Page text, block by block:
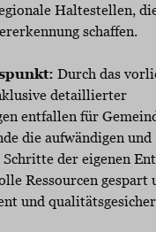
Haltestellen,
schaffen.
Durch das
detaillierter
entfallen für
die aufwändigen und
der eigenen
Ressourcen gespart
und